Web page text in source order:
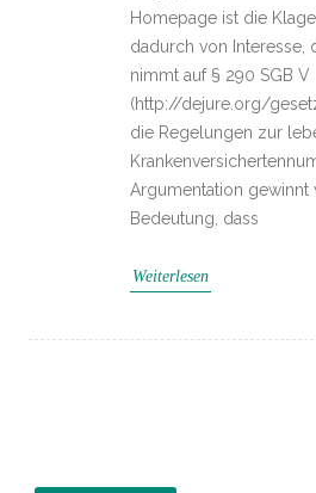
Homepage ist die
dadurch von Interesse,
nimmt auf § 290 SGB V
(http://dejure.org/
die Regelungen zur
Argumentation gewinnt
Bedeutung, dass
Weiterlesen